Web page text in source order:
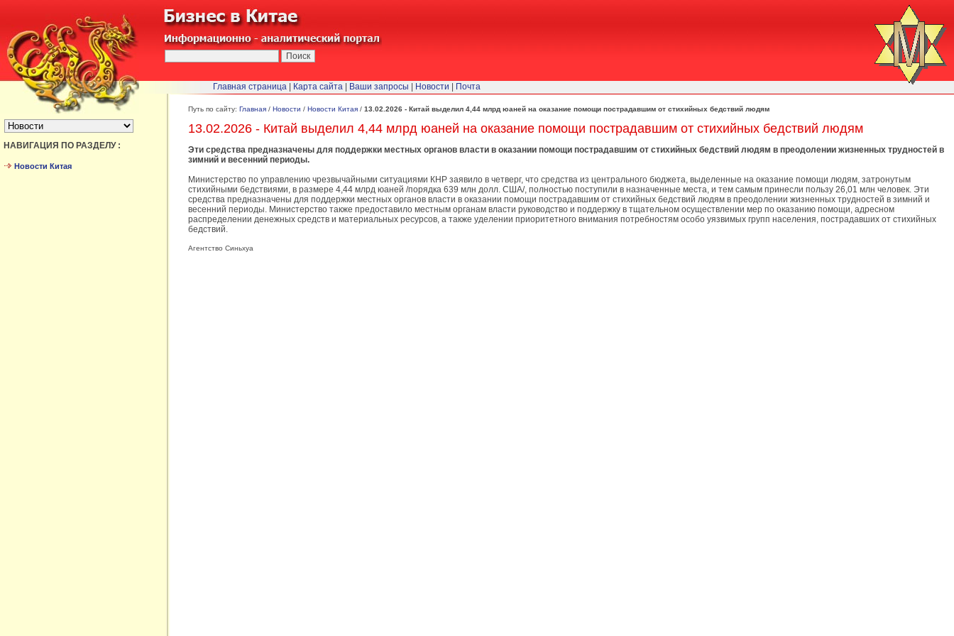
БЫСТРЫЙ ПЕРЕХОД :
НАВИГАЦИЯ ПО РАЗДЕЛУ :
Новости Китая
Путь по сайту: Главная / Новости / Новости Китая / 13.02.2026 - Китай выделил 4,44 млрд юаней на оказание помощи пострадавшим от стихийных бедствий людям
13.02.2026 - Китай выделил 4,44 млрд юаней на оказание помощи пострадавшим от стихийных бедствий людям
Эти средства предназначены для поддержки местных органов власти в оказании помощи пострадавшим от стихийных бедствий людям в преодолении жизненных трудностей в
зимний и весенний периоды.
Министерство по управлению чрезвычайными ситуациями КНР заявило в четверг, что средства из центрального бюджета, выделенные на оказание помощи людям, затронутым
стихийными бедствиями, в размере 4,44 млрд юаней /порядка 639 млн долл. США/, полностью поступили в назначенные места, и тем самым принесли пользу 26,01 млн человек. Эти
средства предназначены для поддержки местных органов власти в оказании помощи пострадавшим от стихийных бедствий людям в преодолении жизненных трудностей в зимний и
весенний периоды. Министерство также предоставило местным органам власти руководство и поддержку в тщательном осуществлении мер по оказанию помощи, адресном
распределении денежных средств и материальных ресурсов, а также уделении приоритетного внимания потребностям особо уязвимых групп населения, пострадавших от стихийных
бедствий.
Агентство Синьхуа
Главная страница Карта сайта Ваши запросы Новости Почта